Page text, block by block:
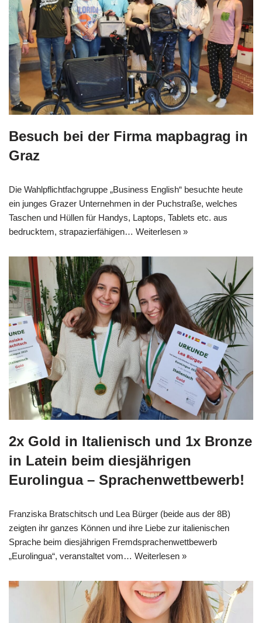
Besuch bei der Firma mapbagrag in
Graz
Die Wahlpflichtfachgruppe „Business English“ besuchte heute
ein junges Grazer Unternehmen in der Puchstraße, welches
Taschen und Hüllen für Handys, Laptops, Tablets etc. aus
bedrucktem, strapazierfähigen… Weiterlesen »
2x Gold in Italienisch und 1x Bronze
in Latein beim diesjährigen
Eurolingua – Sprachenwettbewerb!
Franziska Bratschitsch und Lea Bürger (beide aus der 8B)
zeigten ihr ganzes Können und ihre Liebe zur italienischen
Sprache beim diesjährigen Fremdsprachenwettbewerb
„Eurolingua“, veranstaltet vom… Weiterlesen »